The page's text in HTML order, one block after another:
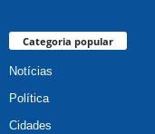
Categoria popular
Notícias
Política
Cidades